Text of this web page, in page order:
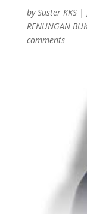
bySuster KKS|
RENUNGAN
comments